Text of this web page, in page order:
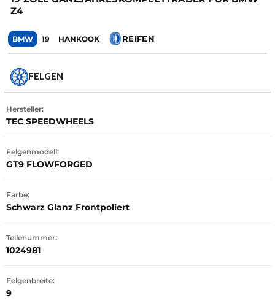
Z4
BMW 19 HANKOOK REIFEN
FELGEN
Hersteller:
TEC SPEEDWHEELS
Felgenmodell:
GT9 FLOWFORGED
Farbe:
Schwarz Glanz Frontpoliert
Teilenummer:
1024981
Felgenbreite:
9